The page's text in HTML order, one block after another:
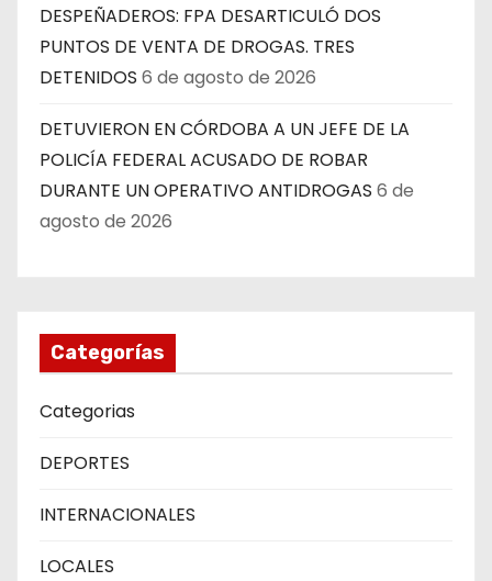
DESPEÑADEROS: FPA DESARTICULÓ DOS
PUNTOS DE VENTA DE DROGAS. TRES
DETENIDOS 6 de agosto de 2026
DETUVIERON EN CÓRDOBA A UN JEFE DE LA
POLICÍA FEDERAL ACUSADO DE ROBAR
DURANTE UN OPERATIVO ANTIDROGAS 6 de
agosto de 2026
Categorías
Categorias
DEPORTES
INTERNACIONALES
LOCALES